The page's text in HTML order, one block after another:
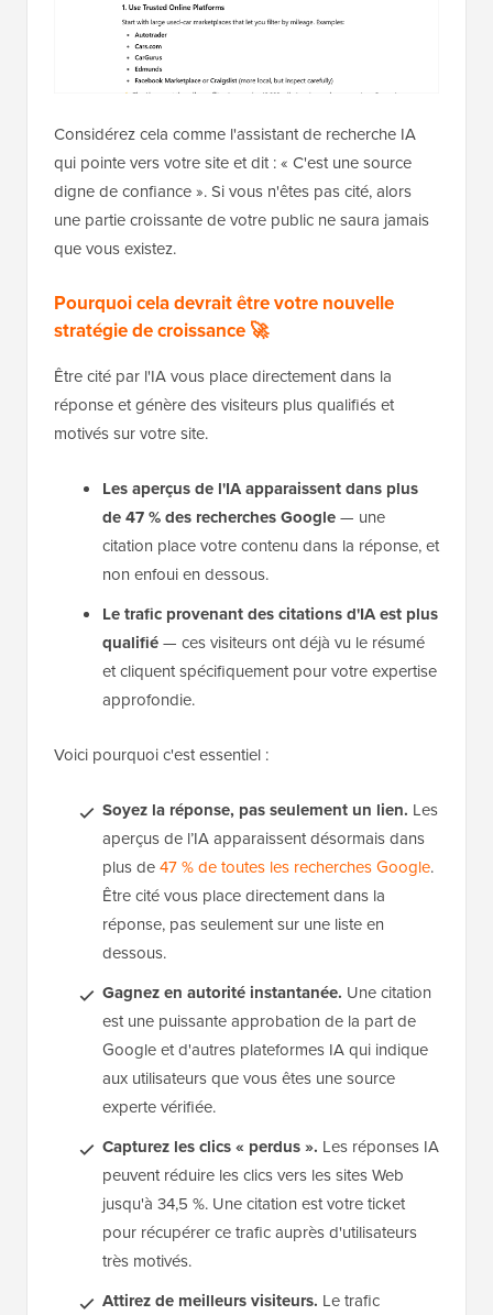
Considérez cela comme l'assistant de recherche IA
qui pointe vers votre site et dit : « C'est une source
digne de confiance ». Si vous n'êtes pas cité, alors
une partie croissante de votre public ne saura jamais
que vous existez.
Pourquoi cela devrait être votre nouvelle
stratégie de croissance 🚀
Être cité par l'IA vous place directement dans la
réponse et génère des visiteurs plus qualifiés et
motivés sur votre site.
Les aperçus de l'IA apparaissent dans plus
de 47 % des recherches Google— une
citation place votre contenu dans la réponse, et
non enfoui en dessous.
Le trafic provenant des citations d'IA est plus
qualifié— ces visiteurs ont déjà vu le résumé
et cliquent spécifiquement pour votre expertise
approfondie.
Voici pourquoi c'est essentiel :
Soyez la réponse, pas seulement un lien. Les
aperçus de l’IA apparaissent désormais dans
plus de47 % de toutes les recherches Google.
Être cité vous place directement dans la
réponse, pas seulement sur une liste en
dessous.
Gagnez en autorité instantanée. Une citation
est une puissante approbation de la part de
Google et d'autres plateformes IA qui indique
aux utilisateurs que vous êtes une source
experte vérifiée.
Capturez les clics « perdus ». Les réponses IA
peuvent réduire les clics vers les sites Web
jusqu'à 34,5 %. Une citation est votre ticket
pour récupérer ce trafic auprès d'utilisateurs
très motivés.
Attirez de meilleurs visiteurs. Le trafic